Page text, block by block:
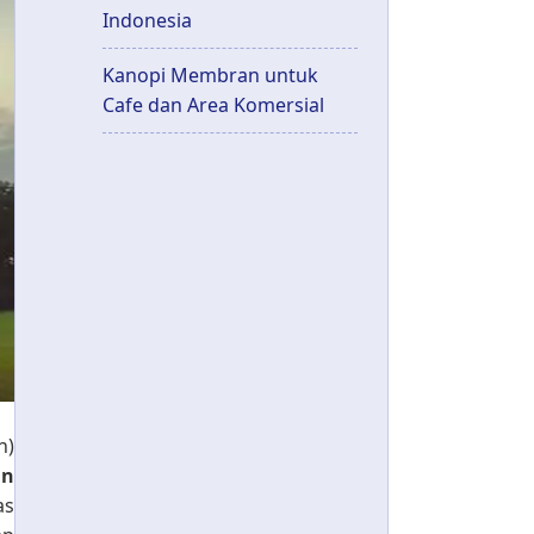
Indonesia
Kanopi Membran untuk
Cafe dan Area Komersial